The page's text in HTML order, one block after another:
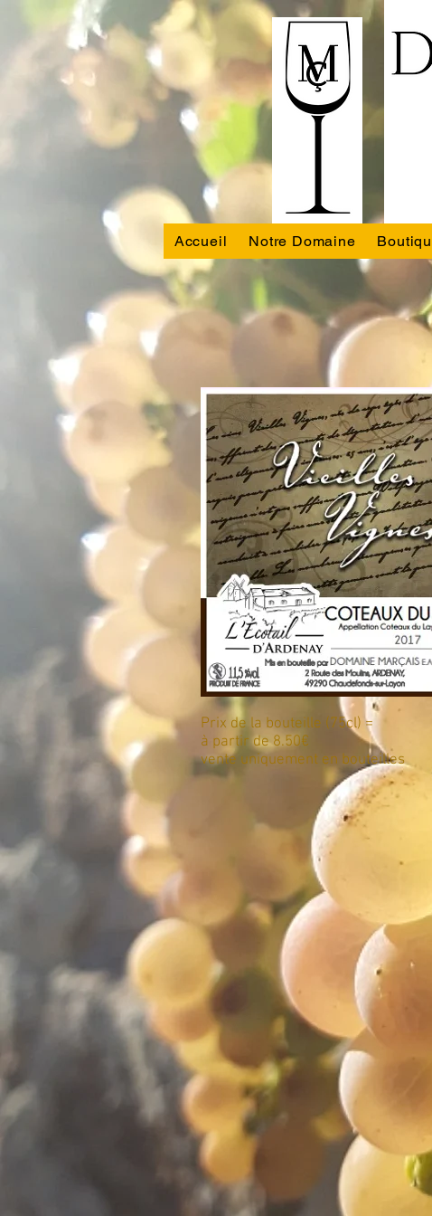
Accueil Notre Domaine
Prix de la bouteille (75cl) =
à partir de 8.50€
vente uniquement en bouteilles